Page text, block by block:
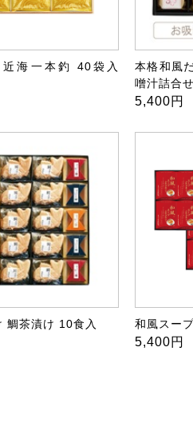
海一本釣 40袋入
本格和風
噌汁詰合
5,400円
鯛茶漬け 10食入 和風スー
5,400円